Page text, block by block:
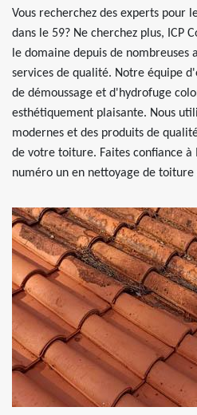
Vous recherchez des experts pour
dans le 59? Ne cherchez plus, ICP
le domaine depuis de nombreuses
services de qualité. Notre équipe
de démoussage et d'hydrofuge
esthétiquement plaisante. Nous
modernes et des produits de
de votre toiture. Faites confiance à
numéro un en nettoyage de toiture